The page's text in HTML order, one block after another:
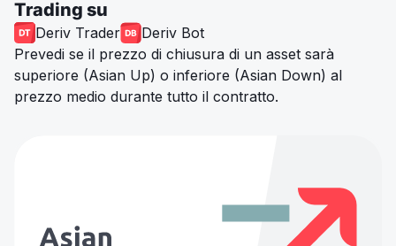
Trading su
Deriv Trader
Deriv Bot
Prevedi se il prezzo di chiusura di un asset sarà
superiore (Asian Up) o inferiore (Asian Down) al
prezzo medio durante tutto il contratto.